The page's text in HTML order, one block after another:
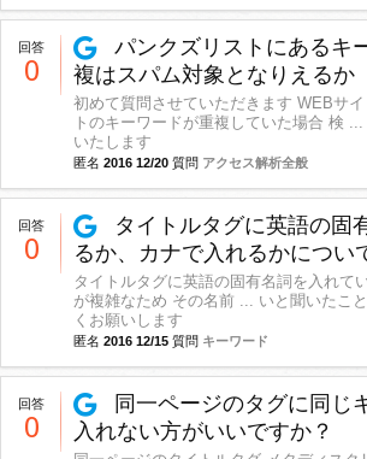
回答
0
パンクズリストにあるキ
複はスパム対象となりえるか
初めて質問させていただきます WEBサ
トのキーワードが重複していた場合 検
いたします
匿名 2016 12/20 質問 アクセス解析全般
回答
0
タイトルタグに英語の固
るか、カナで入れるかについ
タイトルタグに英語の固有名詞を入れて
が複雑なため その名前 ... いと聞いたこ
くお願いします
匿名 2016 12/15 質問 キーワード
回答
0
同一ページのタグに同じ
入れない方がいいですか？